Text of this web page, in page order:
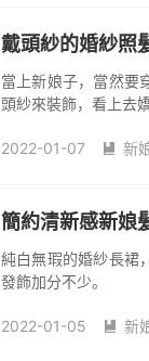
戴頭紗的婚紗照
當上新娘子，當然要
頭紗來裝飾，看上去
2022-01-07  新
簡約清新感新娘
純白無瑕的婚紗長裙
發飾加分不少。
2022-01-05  新